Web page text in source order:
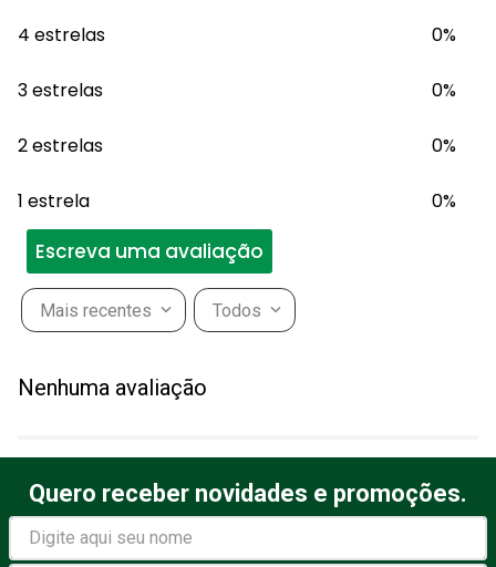
4 estrelas 0%
3 estrelas 0%
2 estrelas 0%
1 estrela 0%
Escreva uma avaliação
Avalie o produto de 1 a 5
estrelas
Mais recentes Todos
Nenhuma avaliação
Quero receber novidades e promoções.